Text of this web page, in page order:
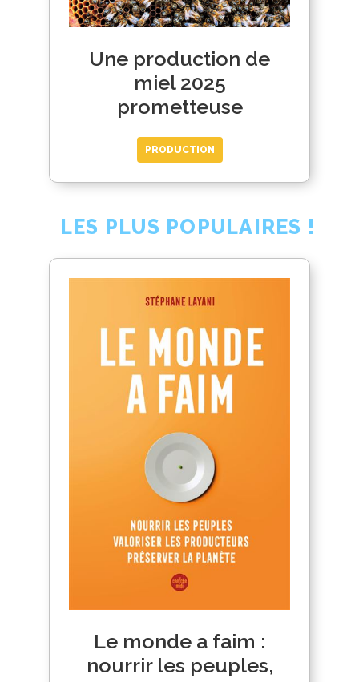
Une production de
miel 2025
prometteuse
PRODUCTION
LES PLUS POPULAIRES !
Le monde a faim :
nourrir les peuples,